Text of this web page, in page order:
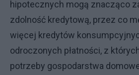
hipotecznych mogą znacząco
zdolność kredytową, przez co
więcej kredytów
odroczonych płatności, z
potrzeby gospodarstwa